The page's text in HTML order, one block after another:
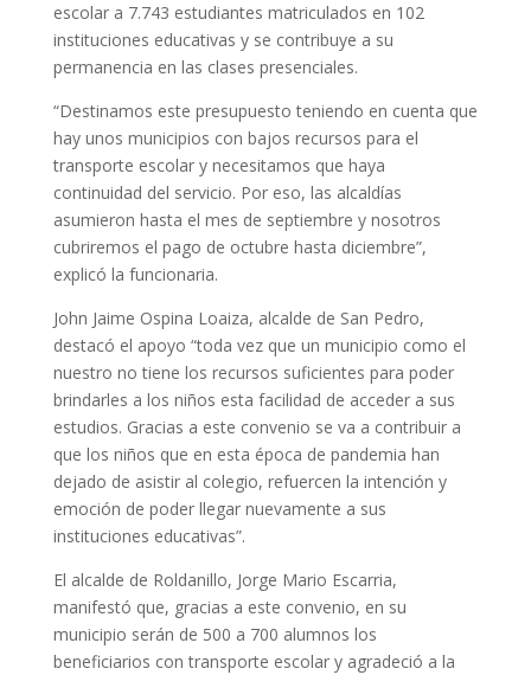
escolar a 7.743 estudiantes matriculados en 102
instituciones educativas y se contribuye a su
permanencia en las clases presenciales.
“Destinamos este presupuesto teniendo en cuenta que
hay unos municipios con bajos recursos para el
transporte escolar y necesitamos que haya
continuidad del servicio. Por eso, las alcaldías
asumieron hasta el mes de septiembre y nosotros
cubriremos el pago de octubre hasta diciembre”,
explicó la funcionaria.
John Jaime Ospina Loaiza, alcalde de San Pedro,
destacó el apoyo “toda vez que un municipio como el
nuestro no tiene los recursos suficientes para poder
brindarles a los niños esta facilidad de acceder a sus
estudios. Gracias a este convenio se va a contribuir a
que los niños que en esta época de pandemia han
dejado de asistir al colegio, refuercen la intención y
emoción de poder llegar nuevamente a sus
instituciones educativas”.
El alcalde de Roldanillo, Jorge Mario Escarria,
manifestó que, gracias a este convenio, en su
municipio serán de 500 a 700 alumnos los
beneficiarios con transporte escolar y agradeció a la